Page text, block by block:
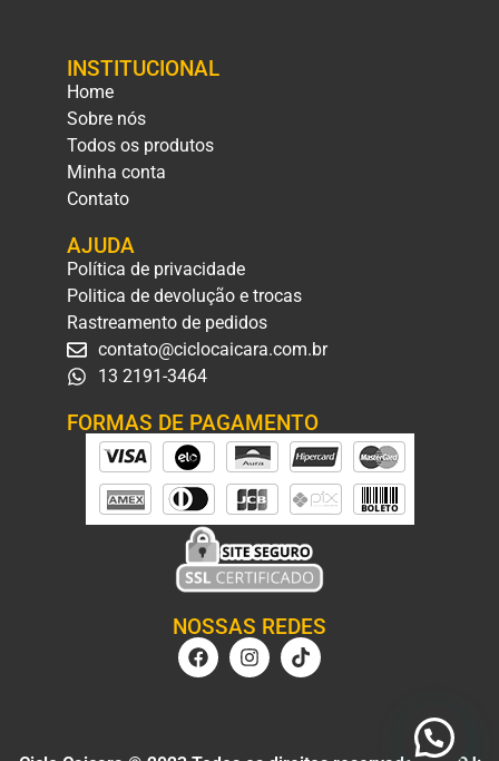
INSTITUCIONAL
Home
Sobre nós
Todos os produtos
Minha conta
Contato
AJUDA
Política de privacidade
Politica de devolução e trocas
Rastreamento de pedidos
contato@ciclocaicara.com.br
13 2191-3464
FORMAS DE PAGAMENTO
NOSSAS REDES